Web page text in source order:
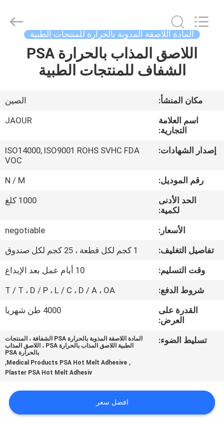
معلومات
المصنع
الجودة
اتصل
أخبار
القضايا
عرض
أسعار
Adhesive
Products
المادة اللاصقة المذوبة بالحرارة للمنتجات الطبية
اللاصق المذاب بالحرارة PSA
الشفاف للمنتجات الطبية
مكان المنشأ:
الصين
اسم العلامة
التجارية:
JAOUR
إصدار الشهادات:
ISO14000, ISO9001 ROHS SVHC FDA
VOC
رقم الموديل:
N / M
الحد الأدنى
لكمية:
1000 كلغ
الأسعار:
negotiable
تفاصيل التغليف:
1 كجم لكل قطعة ، 25 كجم لكل صندوق
وقت التسليم:
10 أيام عمل بعد الإيداع
شروط الدفع:
T / T ، D / P ، L / C ، D / A ، OA
القدرة على
العرض:
4000 طن شهريا
تسليط الضوء:
المادة اللاصقة المذوبة بالحرارة PSA الشفافة ، المنتجات
الطبية اللاصق المذاب بالحرارة PSA ، اللاصق المذاب
بالحرارة PSA
,
Medical Products PSA Hot Melt Adhesive
,
Plaster PSA Hot Melt Adhesiv
افضل سعر